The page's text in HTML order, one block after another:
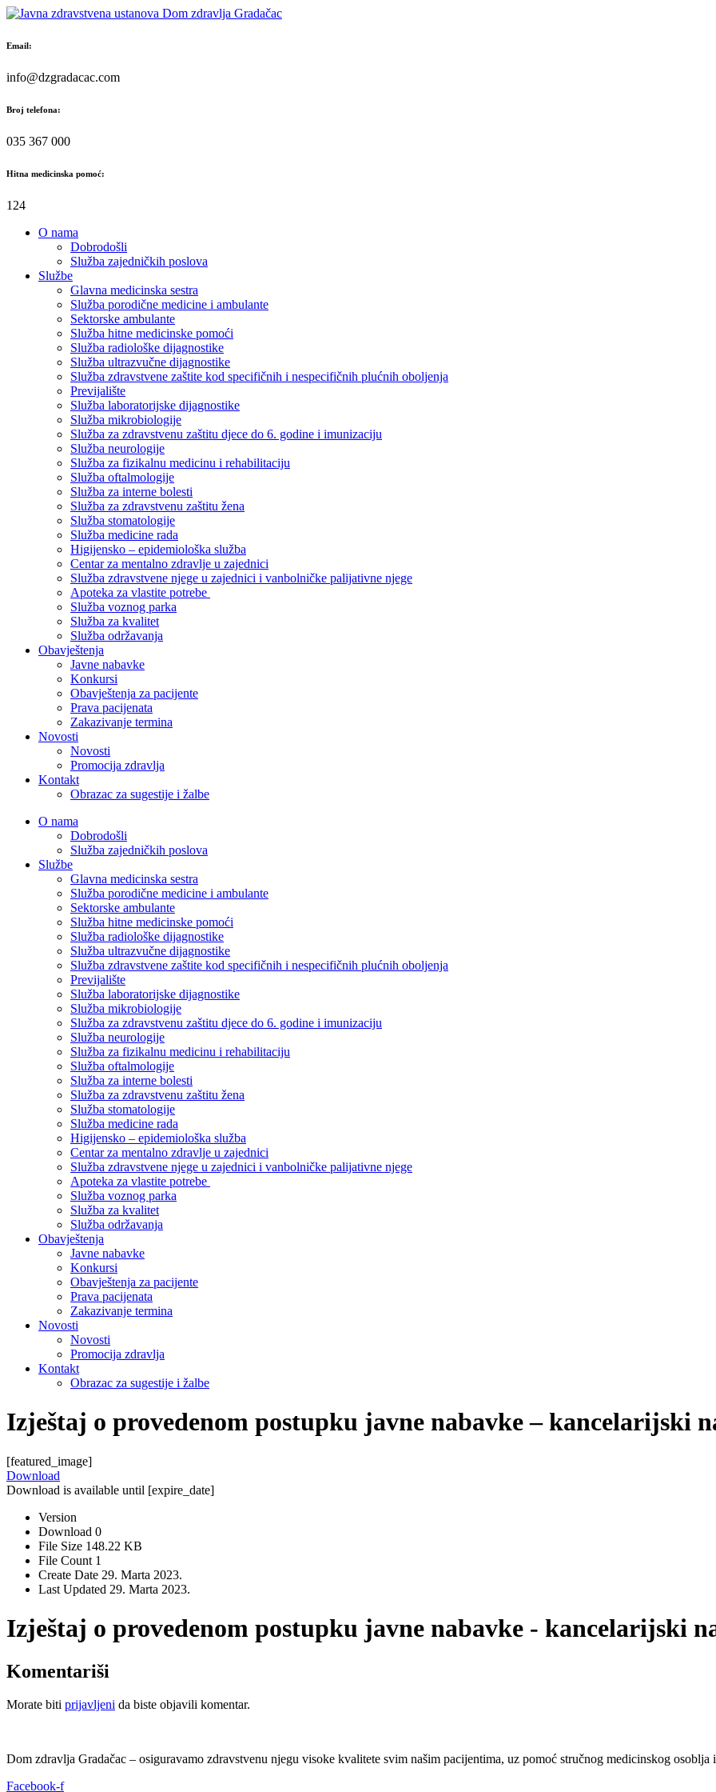
Skip
content
Email:
info@dzgradacac.com
Broj telefona:
035 367 000
Hitna medicinska pomoć:
124
O nama
Dobrodošli
Služba zajedničkih poslova
Službe
Glavna medicinska sestra
Služba porodične medicine i ambulante
Sektorske ambulante
Služba hitne medicinske pomoći
Služba radiološke dijagnostike
Služba ultrazvučne dijagnostike
Služba zdravstvene zaštite kod specifičnih i nespecifičnih plućnih oboljenja
Previjalište
Služba laboratorijske dijagnostike
Služba mikrobiologije
Služba za zdravstvenu zaštitu djece do 6. godine i imunizaciju
Služba neurologije
Služba za fizikalnu medicinu i rehabilitaciju
Služba oftalmologije
Služba za interne bolesti
Služba za zdravstvenu zaštitu žena
Služba stomatologije
Služba medicine rada
Higijensko – epidemiološka služba
Centar za mentalno zdravlje u zajednici
Služba zdravstvene njege u zajednici i vanbolničke palijativne njege
Apoteka za vlastite potrebe
Služba voznog parka
Služba za kvalitet
Služba održavanja
Obavještenja
Javne nabavke
Konkursi
Obavještenja za pacijente
Prava pacijenata
Zakazivanje termina
Novosti
Novosti
Promocija zdravlja
Kontakt
Obrazac za sugestije i žalbe
O nama
Dobrodošli
Služba zajedničkih poslova
Službe
Glavna medicinska sestra
Služba porodične medicine i ambulante
Sektorske ambulante
Služba hitne medicinske pomoći
Služba radiološke dijagnostike
Služba ultrazvučne dijagnostike
Služba zdravstvene zaštite kod specifičnih i nespecifičnih plućnih oboljenja
Previjalište
Služba laboratorijske dijagnostike
Služba mikrobiologije
Služba za zdravstvenu zaštitu djece do 6. godine i imunizaciju
Služba neurologije
Služba za fizikalnu medicinu i rehabilitaciju
Služba oftalmologije
Služba za interne bolesti
Služba za zdravstvenu zaštitu žena
Služba stomatologije
Služba medicine rada
Higijensko – epidemiološka služba
Centar za mentalno zdravlje u zajednici
Služba zdravstvene njege u zajednici i vanbolničke palijativne njege
Apoteka za vlastite potrebe
Služba voznog parka
Služba za kvalitet
Služba održavanja
Obavještenja
Javne nabavke
Konkursi
Obavještenja za pacijente
Prava pacijenata
Zakazivanje termina
Novosti
Novosti
Promocija zdravlja
Kontakt
Obrazac za sugestije i žalbe
Izještaj o provedenom postupku javne nabavke – kancelarijski
[featured_image]
Download
Download is available until [expire_date]
Version
Download 0
File Size 148.22 KB
File Count 1
Create Date 29. Marta 2023.
Last Updated 29. Marta 2023.
Izještaj o provedenom postupku javne nabavke - kancelarijski
Komentariši
Morate biti prijavljeni da biste objavili komentar.
Dom zdravlja Gradačac – osiguravamo zdravstvenu njegu visoke kvalitete svim našim pacijentima, uz pomoć stručnog medicinskog osoblja
Facebook-f